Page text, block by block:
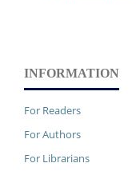
INFORMATION
For Readers
For Authors
For Librarians